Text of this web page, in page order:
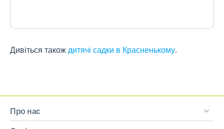
Дивіться такождитячі садки в Красненькому.
Про нас